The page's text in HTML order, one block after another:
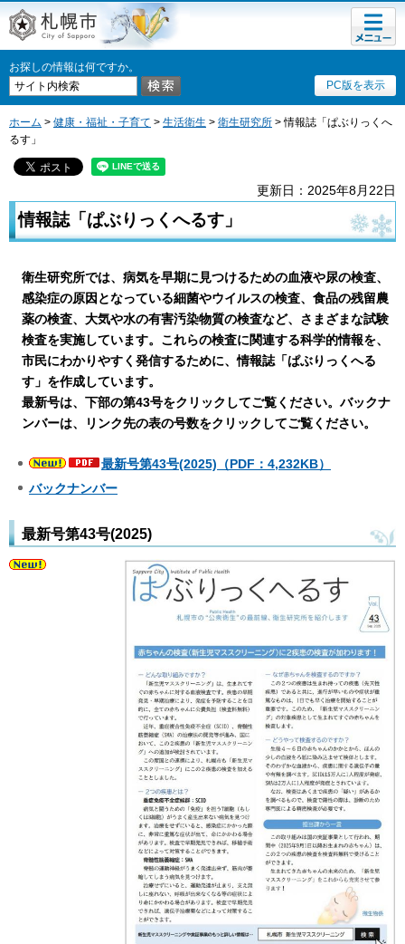
札幌市
お探しの情報は何ですか。
PC版を表示
メニュ
ー
ホーム > 健康・福祉・子育て > 生活衛生 > 衛生研究所 > 情報誌「ぱぶりっくへ
るす」
更新日：2025年8月22日
情報誌「ぱぶりっくへるす」
衛生研究所では、病気を早期に見つけるための血液や尿の検査、
感染症の原因となっている細菌やウイルスの検査、食品の残留農
薬の検査、大気や水の有害汚染物質の検査など、さまざまな試験
検査を実施しています。これらの検査に関連する科学的情報を、
市民にわかりやすく発信するために、情報誌「ぱぶりっくへる
す」を作成しています。
最新号は、下部の第43号をクリックしてご覧ください。バックナ
ンバーは、リンク先の表の号数をクリックしてご覧ください。
最新号第43号(2025)（PDF：4,232KB）
バックナンバー
最新号第43号(2025)